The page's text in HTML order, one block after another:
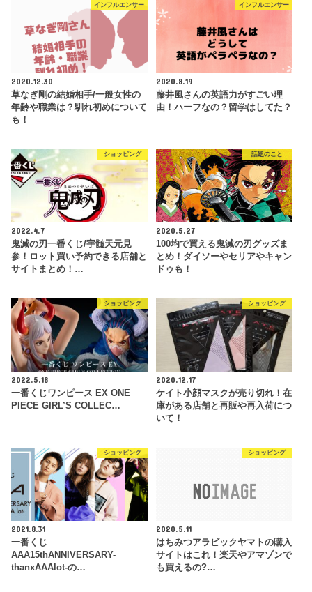
インフルエンサー
2020.12.30
草なぎ剛の結婚相手/一般女性の
年齢や職業は？馴れ初めについて
も！
インフルエンサー
2020.8.19
藤井風さんの英語力がすごい理
由！ハーフなの？留学はしてた？
ショッピング
2022.4.7
鬼滅の刃一番くじ/宇髄天元見
参！ロット買い予約できる店舗と
サイトまとめ！…
話題のこと
2020.5.27
100均で買える鬼滅の刃グッズま
とめ！ダイソーやセリアやキャン
ドゥも！
ショッピング
2022.5.18
一番くじワンピース EX ONE
PIECE GIRL’S COLLEC…
ショッピング
2020.12.17
ケイト小顔マスクが売り切れ！在
庫がある店舗と再販や再入荷につ
いて！
ショッピング
2021.8.31
一番くじ
AAA15thANNIVERSARY-
thanxAAAlot-の…
ショッピング
2020.5.11
はちみつアラビックヤマトの購入
サイトはこれ！楽天やアマゾンで
も買えるの?…